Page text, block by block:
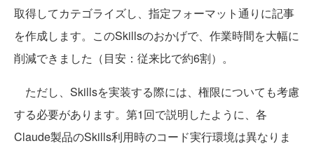
取得してカテゴライズし、指定フォーマット通りに記事
を作成します。このSkillsのおかげで、作業時間を大幅に
削減できました（目安：従来比で約6割）。
ただし、Skillsを実装する際には、権限についても考慮
する必要があります。第1回で説明したように、各
Claude製品のSkills利用時のコード実行環境は異なりま